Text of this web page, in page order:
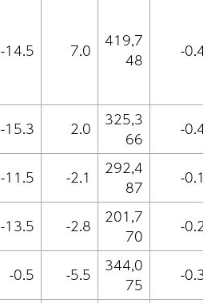
-14.5 7.0
419,7
48
-0.4
-15.3 2.0
325,3
66
-0.4
-11.5 -2.1
292,4
87
-0.1
-13.5 -2.8
201,7
70
-0.2
-0.5 -5.5
344,0
75
-0.3